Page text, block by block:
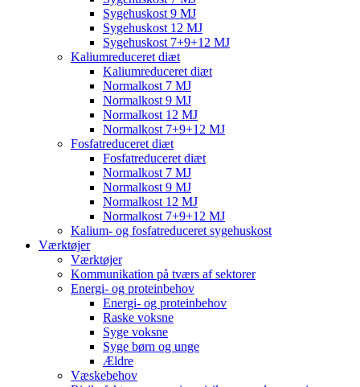
Sygehuskost 9 MJ
Sygehuskost 12 MJ
Sygehuskost 7+9+12 MJ
Kaliumreduceret diæt
Kaliumreduceret diæt
Normalkost 7 MJ
Normalkost 9 MJ
Normalkost 12 MJ
Normalkost 7+9+12 MJ
Fosfatreduceret diæt
Fosfatreduceret diæt
Normalkost 7 MJ
Normalkost 9 MJ
Normalkost 12 MJ
Normalkost 7+9+12 MJ
Kalium- og fosfatreduceret sygehuskost
Værktøjer
Værktøjer
Kommunikation på tværs af sektorer
Energi- og proteinbehov
Energi- og proteinbehov
Raske voksne
Syge voksne
Syge børn og unge
Ældre
Væskebehov